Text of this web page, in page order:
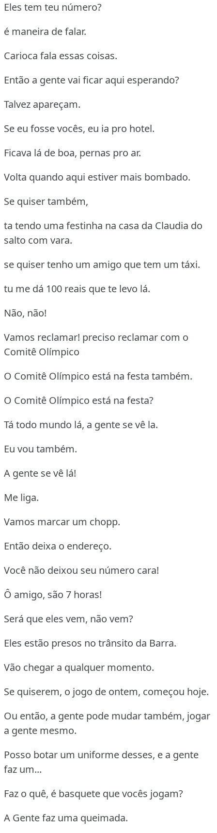
Eles tem teu número?
é maneira de falar.
Carioca fala essas coisas.
Então a gente vai ficar aqui esperando?
Talvez apareçam.
Se eu fosse vocês, eu ia pro hotel.
Ficava lá de boa, pernas pro ar.
Volta quando aqui estiver mais bombado.
Se quiser também,
ta tendo uma festinha na casa da Claudia do
salto com vara.
se quiser tenho um amigo que tem um táxi.
tu me dá 100 reais que te levo lá.
Não, não!
Vamos reclamar! preciso reclamar com o
Comitê Olímpico
O Comitê Olímpico está na festa também.
O Comitê Olímpico está na festa?
Tá todo mundo lá, a gente se vê la.
Eu vou também.
A gente se vê lá!
Me liga.
Vamos marcar um chopp.
Então deixa o endereço.
Você não deixou seu número cara!
Ô amigo, são 7 horas!
Será que eles vem, não vem?
Eles estão presos no trânsito da Barra.
Vão chegar a qualquer momento.
Se quiserem, o jogo de ontem, começou hoje.
Ou então, a gente pode mudar também, jogar
a gente mesmo.
Posso botar um uniforme desses, e a gente
faz um...
Faz o quê, é basquete que vocês jogam?
A Gente faz uma queimada.